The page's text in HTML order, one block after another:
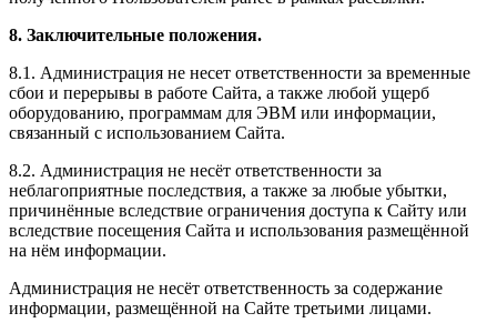
8. Заключительные положения.
8.1. Администрация не несет ответственности за временные
сбои и перерывы в работе Сайта, а также любой ущерб
оборудованию, программам для ЭВМ или информации,
связанный с использованием Сайта.
8.2. Администрация не несёт ответственности за
неблагоприятные последствия, а также за любые убытки,
причинённые вследствие ограничения доступа к Сайту или
вследствие посещения Сайта и использования размещённой
на нём информации.
Администрация не несёт ответственность за содержание
информации, размещённой на Сайте третьими лицами.